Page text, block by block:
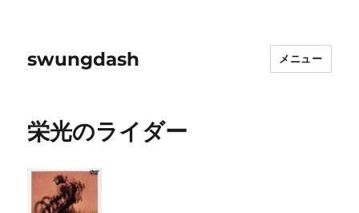
swungdash メニュー
栄光のライダー